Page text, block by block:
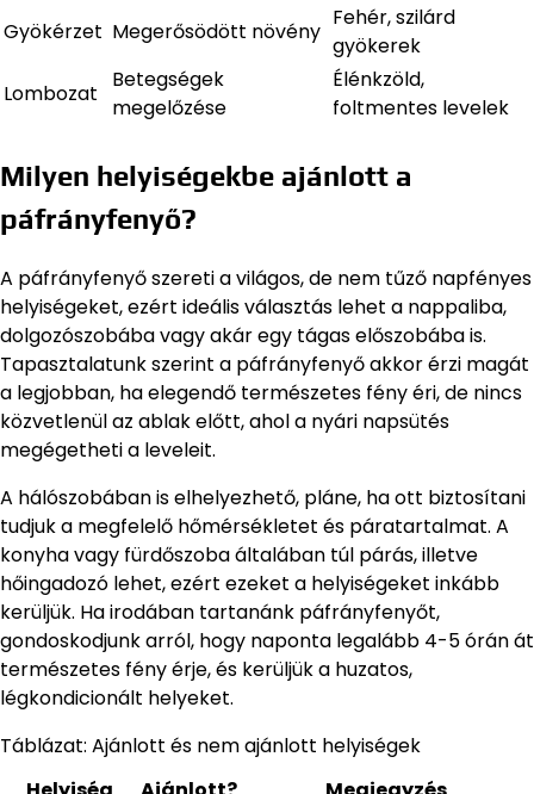
Gyökérzet Megerősödött növény
Fehér, szilárd
gyökerek
Lombozat
Betegségek
megelőzése
Élénkzöld,
foltmentes levelek
Milyen helyiségekbe ajánlott a
páfrányfenyő?
A páfrányfenyő szereti a világos, de nem tűző napfényes
helyiségeket, ezért ideális választás lehet a nappaliba,
dolgozószobába vagy akár egy tágas előszobába is.
Tapasztalatunk szerint a páfrányfenyő akkor érzi magát
a legjobban, ha elegendő természetes fény éri, de nincs
közvetlenül az ablak előtt, ahol a nyári napsütés
megégetheti a leveleit.
A hálószobában is elhelyezhető, pláne, ha ott biztosítani
tudjuk a megfelelő hőmérsékletet és páratartalmat. A
konyha vagy fürdőszoba általában túl párás, illetve
hőingadozó lehet, ezért ezeket a helyiségeket inkább
kerüljük. Ha irodában tartanánk páfrányfenyőt,
gondoskodjunk arról, hogy naponta legalább 4-5 órán át
természetes fény érje, és kerüljük a huzatos,
légkondicionált helyeket.
Táblázat: Ajánlott és nem ajánlott helyiségek